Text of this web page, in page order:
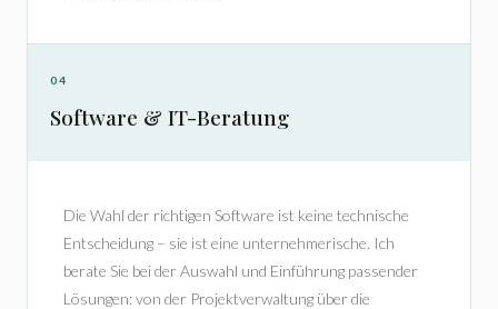
04
Software & IT-Beratung
Die Wahl der richtigen Software ist keine technische
Entscheidung – sie ist eine unternehmerische. Ich
berate Sie bei der Auswahl und Einführung passender
Lösungen: von der Projektverwaltung über die